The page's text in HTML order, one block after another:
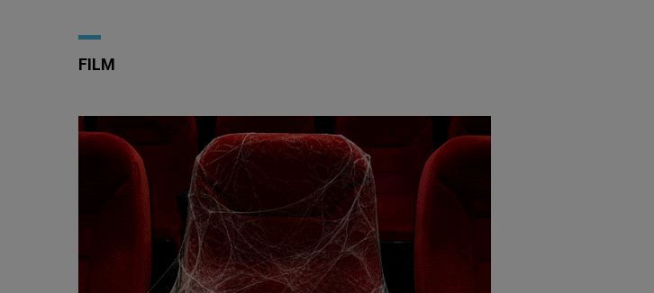
FILM